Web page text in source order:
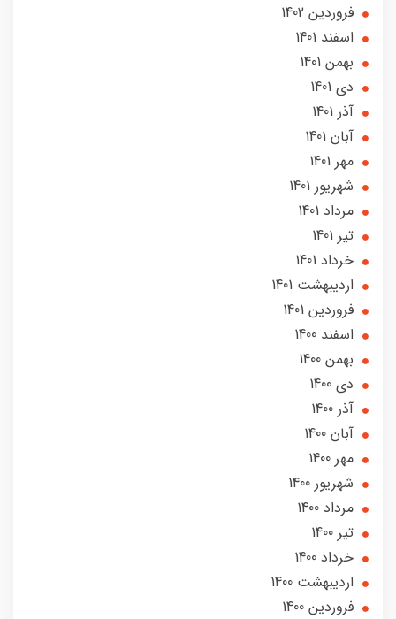
فروردین 1402
اسفند 1401
بهمن 1401
دی 1401
آذر 1401
آبان 1401
مهر 1401
شهریور 1401
مرداد 1401
تير 1401
خرداد 1401
ارديبهشت 1401
فروردین 1401
اسفند 1400
بهمن 1400
دی 1400
آذر 1400
آبان 1400
مهر 1400
شهریور 1400
مرداد 1400
تير 1400
خرداد 1400
ارديبهشت 1400
فروردین 1400